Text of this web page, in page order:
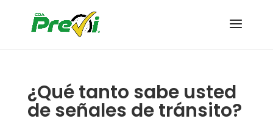
¿Qué tanto sabe usted
de señales de tránsito?